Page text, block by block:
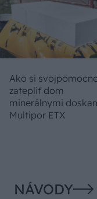
Ako si
zatepliť dom
minerálnymi
Multipor ETX
NÁVODY